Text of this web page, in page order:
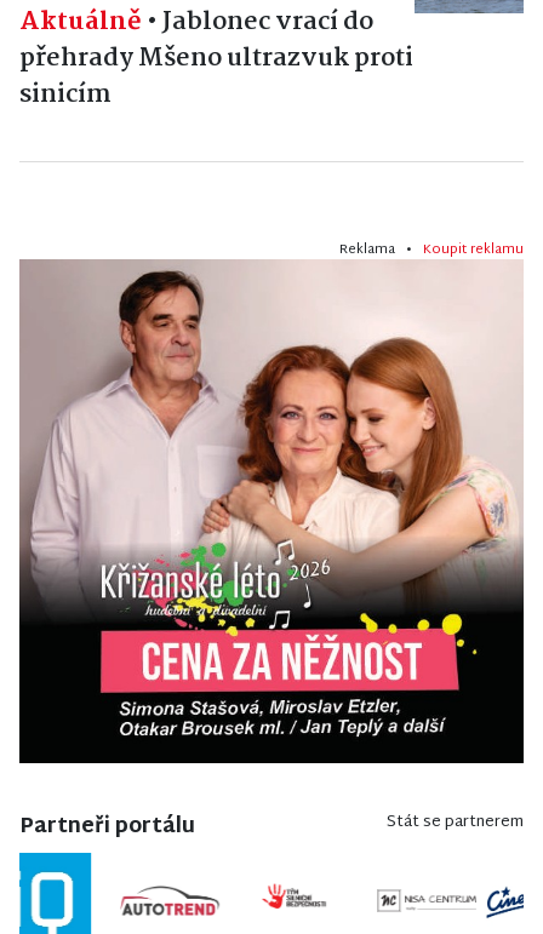
Aktuálně •Jablonec vrací do
přehrady Mšeno ultrazvuk proti
sinicím
Reklama • Koupit reklamu
Partneři portálu Stát se partnerem